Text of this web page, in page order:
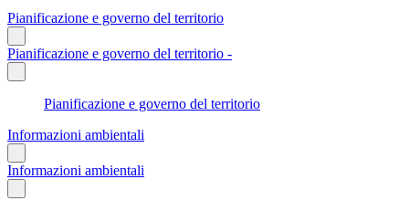
Pianificazione e governo del territorio
Pianificazione e governo del territorio -
Pianificazione e governo del territorio
Informazioni ambientali
Informazioni ambientali